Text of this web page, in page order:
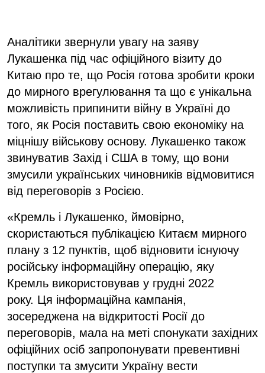
Аналітики звернули увагу на заяву
Лукашенка під час офіційного візиту до
Китаю про те, що Росія готова зробити кроки
до мирного врегулювання та що є унікальна
можливість припинити війну в Україні до
того, як Росія поставить свою економіку на
міцнішу військову основу. Лукашенко також
звинуватив Захід і США в тому, що вони
змусили українських чиновників відмовитися
від переговорів з Росією.
«Кремль і Лукашенко, ймовірно,
скористаються публікацією Китаєм мирного
плану з 12 пунктів, щоб відновити існуючу
російську інформаційну операцію, яку
Кремль використовував у грудні 2022
року. Ця інформаційна кампанія,
зосереджена на відкритості Росії до
переговорів, мала на меті спонукати західних
офіційних осіб запропонувати превентивні
поступки та змусити Україну вести